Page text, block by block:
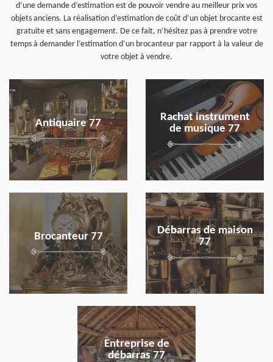
d’une demande d’estimation est de pouvoir vendre au meilleur prix vos
objets anciens. La réalisation d’estimation de coût d’un objet brocante est
gratuite et sans engagement. De ce fait, n’hésitez pas à prendre votre
temps à demander l’estimation d’un brocanteur par rapport à la valeur de
votre objet à vendre.
Antiquaire 77
en savoir plus
Rachat instrument
de musique 77
en savoir plus
Brocanteur 77
en savoir plus
Débarras de maison
77
en savoir plus
Entreprise de
débarras 77
en savoir plus